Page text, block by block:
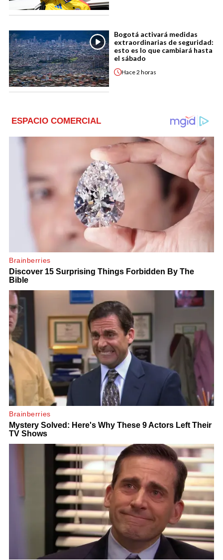
Bogotá activará medidas
extraordinarias de seguridad:
esto es lo que cambiará hasta
el sábado
Hace2 horas